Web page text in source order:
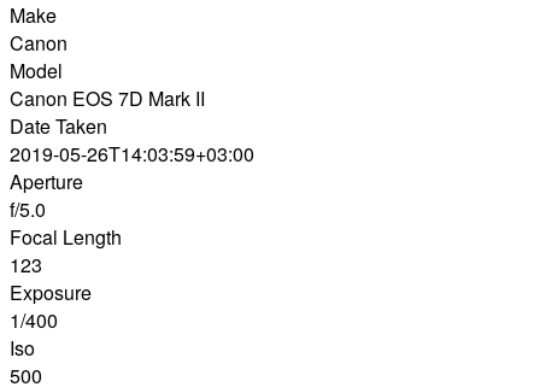
Make
Canon
Model
Canon EOS 7D Mark II
Date Taken
2019-05-26T14:03:59+03:00
Aperture
f/5.0
Focal Length
123
Exposure
1/400
Iso
500